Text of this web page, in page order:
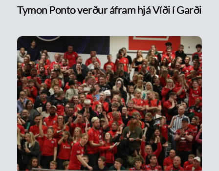
Tymon Ponto verður áfram hjá Víði í Garði